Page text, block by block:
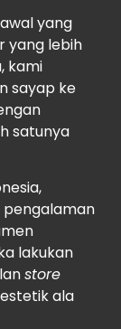
yang
yang lebih
kami
sayap ke
satunya
pengalaman
lakukan
store
ala